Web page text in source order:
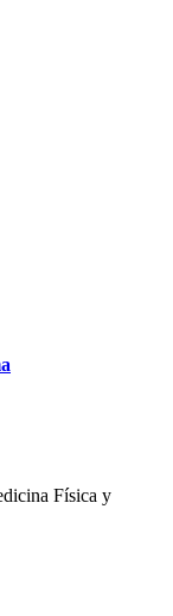
Física y